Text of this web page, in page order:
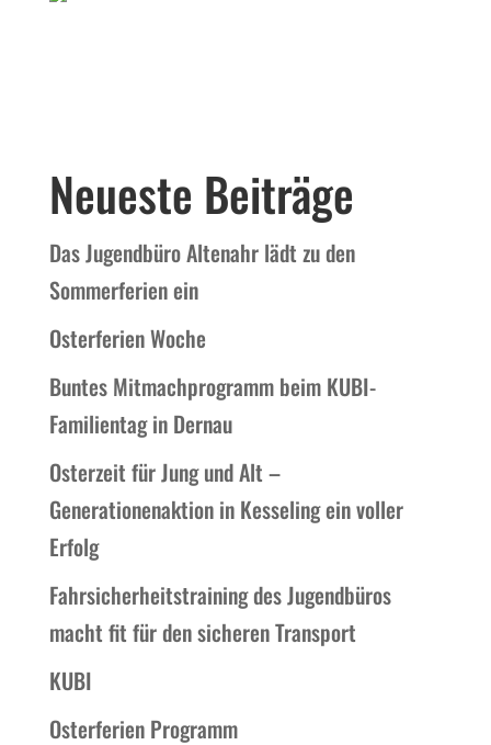
Neueste Beiträge
Das Jugendbüro Altenahr lädt zu den
Sommerferien ein
Osterferien Woche
Buntes Mitmachprogramm beim KUBI-
Familientag in Dernau
Osterzeit für Jung und Alt –
Generationenaktion in Kesseling ein voller
Erfolg
Fahrsicherheitstraining des Jugendbüros
macht fit für den sicheren Transport
KUBI
Osterferien Programm